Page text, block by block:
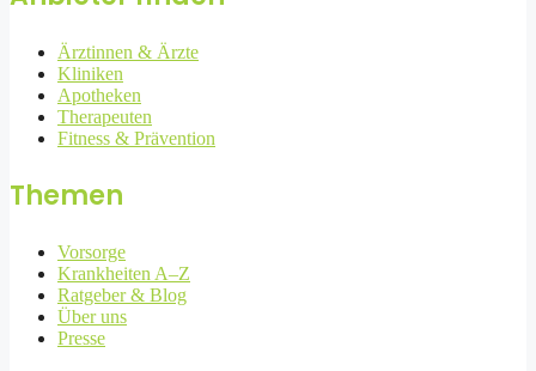
Ärztinnen & Ärzte
Kliniken
Apotheken
Therapeuten
Fitness & Prävention
Themen
Vorsorge
Krankheiten A–Z
Ratgeber & Blog
Über uns
Presse